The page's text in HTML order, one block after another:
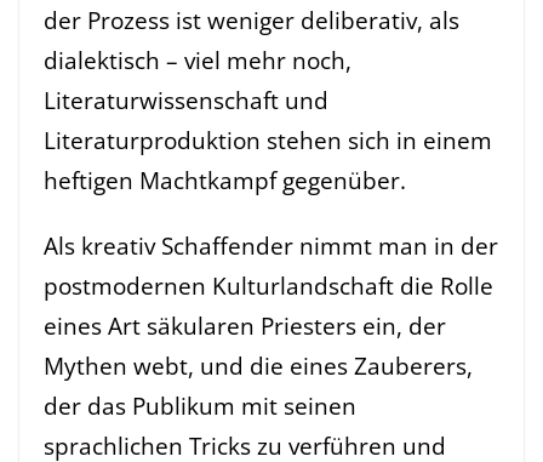
der Prozess ist weniger deliberativ, als
dialektisch – viel mehr noch,
Literaturwissenschaft und
Literaturproduktion stehen sich in einem
heftigen Machtkampf gegenüber.
Als kreativ Schaffender nimmt man in der
postmodernen Kulturlandschaft die Rolle
eines Art säkularen Priesters ein, der
Mythen webt, und die eines Zauberers,
der das Publikum mit seinen
sprachlichen Tricks zu verführen und